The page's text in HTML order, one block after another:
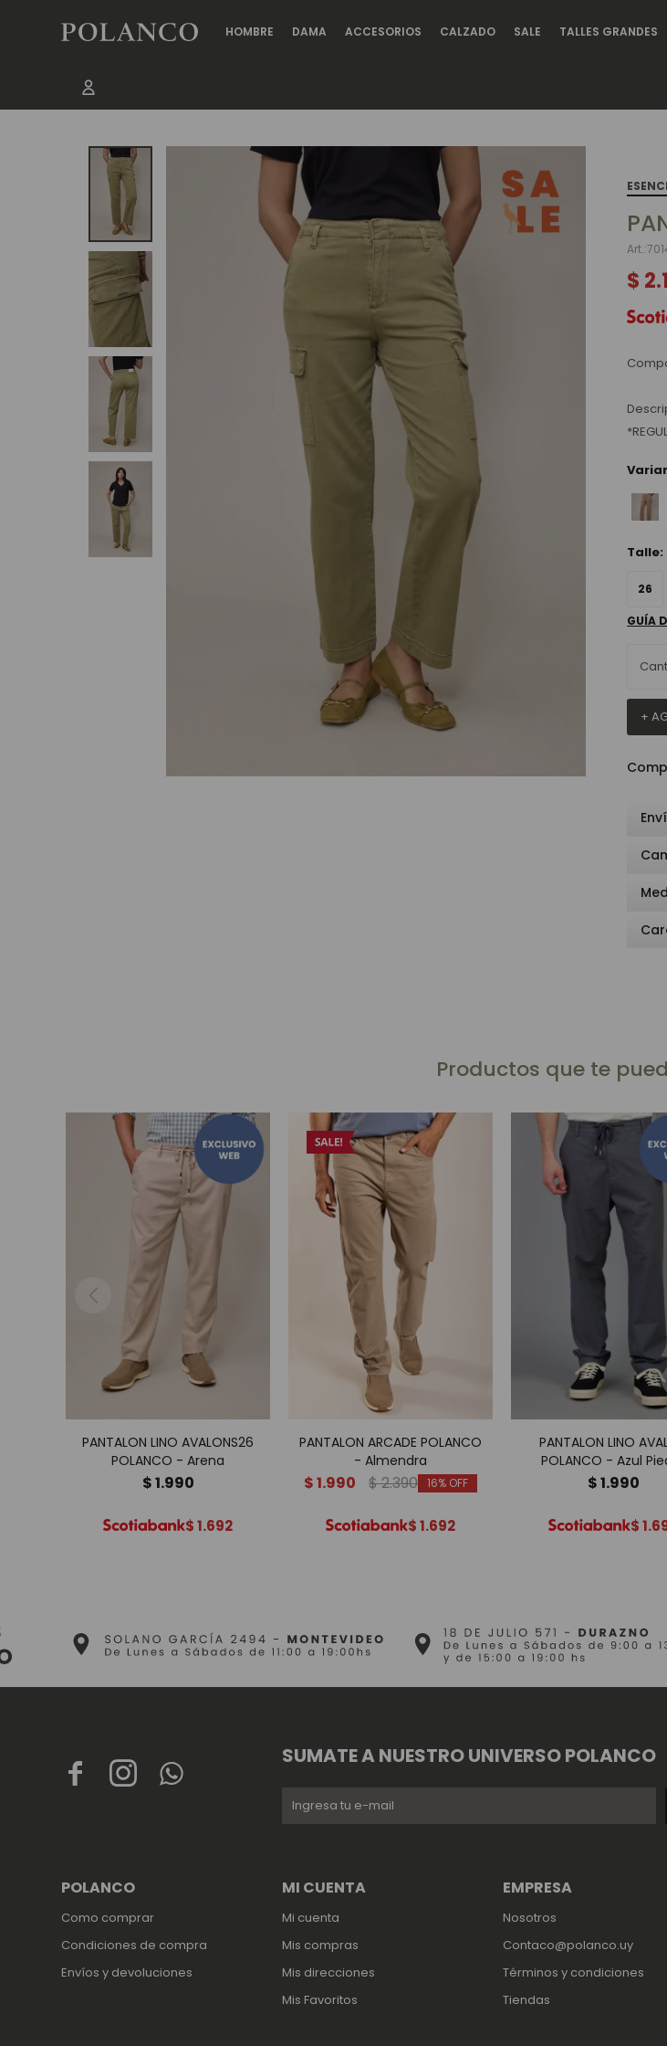
HOMBRE DAMA ACCESORIOS CALZADO SALE TALLES GRANDES
$
Talle:
26
GUÍA
+
Productos que te
PANTALON LINO AVALONS26
POLANCO - Arena
$1.990
$1.692
PANTALON ARCADE POLANCO
- Almendra
$1.990 $2.390 16
$1.692
PANTALON LINO
POLANCO - Azul
$1.990
$
  
EMPRESA
Nosotros
Contaco@polanco.uy
Términos y condiciones
Tiendas
POLANCO
Como comprar
Condiciones de compra
Envíos y devoluciones
MI CUENTA
Mi cuenta
Mis compras
Mis direcciones
Mis Favoritos
SUMATE A NUESTRO UNIVERSO POLANCO